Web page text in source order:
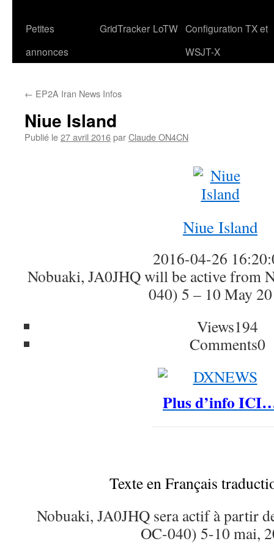
Petites
annonces
GridTracker LoTW Configuration TX et
WSJT-X
← EP2A Iran News Infos
Niue Island
Publié le27 avril 2016parClaude ON4CN
Niue Island
2016-04-26
Nobuaki, JA0JHQ will be active from
040) 5 – 10 May
Views194
Comments0
Plus d’info
Texte en Français
Nobuaki, JA0JHQ sera actif à partir
OC-040) 5-10 mai,